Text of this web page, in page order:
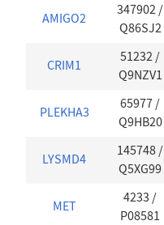
AMIGO2
347902 /
Q86SJ2
CRIM1
51232 /
Q9NZV1
PLEKHA3
65977 /
Q9HB20
LYSMD4
145748 /
Q5XG99
MET
4233 /
P08581